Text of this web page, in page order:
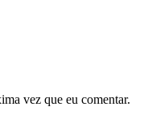
vez que eu comentar.